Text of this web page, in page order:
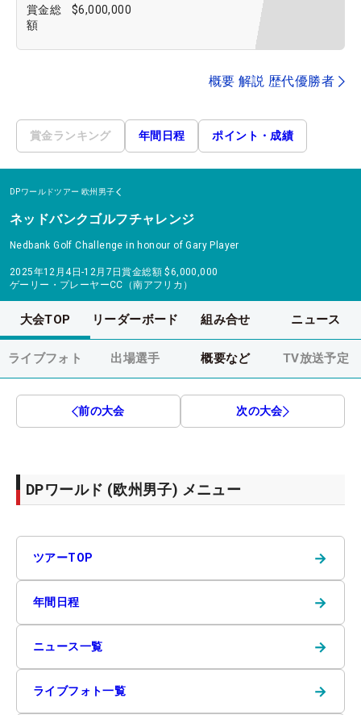
賞金総
額
$6,000,000
概要 解説 歴代優勝者
賞金ランキング 年間日程 ポイント・成績
DPワールドツアー 欧州男子
ネッドバンクゴルフチャレンジ
Nedbank Golf Challenge in honour of Gary Player
2025年12月4日-12月7日賞金総額 $6,000,000
ゲーリー・プレーヤーCC（南アフリカ）
大会TOP リーダーボード 組み合せ ニュース
ライブフォト 出場選手 概要など TV放送予定
前の大会 次の大会
DPワールド (欧州男子) メニュー
ツアーTOP →
年間日程 →
ニュース一覧 →
ライブフォト一覧 →